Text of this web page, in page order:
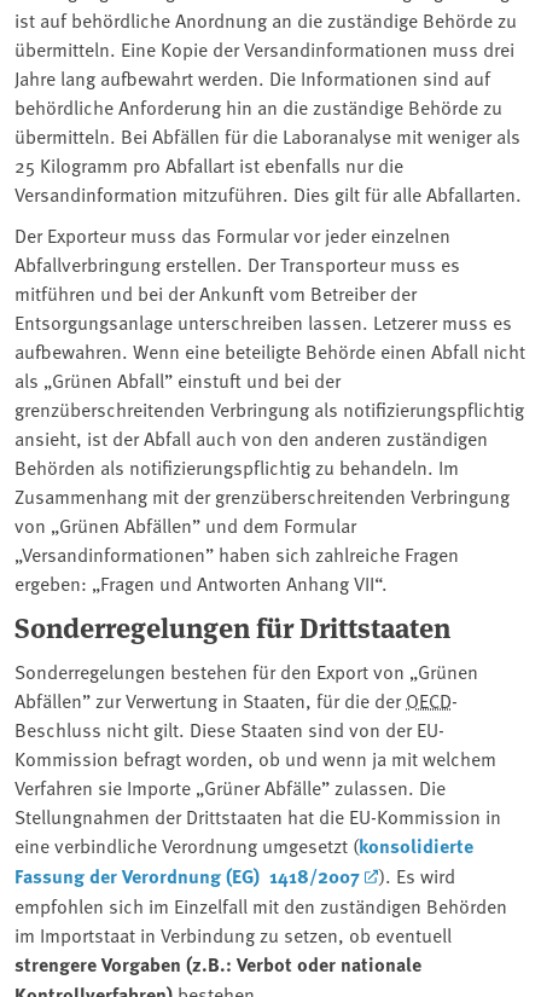
ist auf behördliche Anordnung an die zuständige Behörde zu
übermitteln. Eine Kopie der Versandinformationen muss drei
Jahre lang aufbewahrt werden. Die Informationen sind auf
behördliche Anforderung hin an die zuständige Behörde zu
übermitteln. Bei Abfällen für die Laboranalyse mit weniger als
25 Kilogramm pro Abfallart ist ebenfalls nur die
Versandinformation mitzuführen. Dies gilt für alle Abfallarten.
Der Exporteur muss das Formular vor jeder einzelnen
Abfallverbringung erstellen. Der Transporteur muss es
mitführen und bei der Ankunft vom Betreiber der
Entsorgungsanlage unterschreiben lassen. Letzerer muss es
aufbewahren. Wenn eine beteiligte Behörde einen Abfall nicht
als „Grünen Abfall” einstuft und bei der
grenzüberschreitenden Verbringung als notifizierungspflichtig
ansieht, ist der Abfall auch von den anderen zuständigen
Behörden als notifizierungspflichtig zu behandeln. Im
Zusammenhang mit der grenzüberschreitenden Verbringung
von „Grünen Abfällen” und dem Formular
„Versandinformationen” haben sich zahlreiche Fragen
ergeben: „Fragen und Antworten Anhang VII“.
Sonderregelungen für Drittstaaten
Sonderregelungen bestehen für den Export von „Grünen
Abfällen” zur Verwertung in Staaten, für die derOECD-
Beschluss nicht gilt. Diese Staaten sind von der EU-
Kommission befragt worden, ob und wenn ja mit welchem
Verfahren sie Importe „Grüner Abfälle” zulassen. Die
Stellungnahmen der Drittstaaten hat die EU-Kommission in
eine verbindliche Verordnung umgesetzt (konsolidierte
Fassung der Verordnung (EG) 1418/2007
). Es wird
empfohlen sich im Einzelfall mit den zuständigen Behörden
im Importstaat in Verbindung zu setzen, ob eventuell
strengere Vorgaben (z.B.: Verbot oder nationale